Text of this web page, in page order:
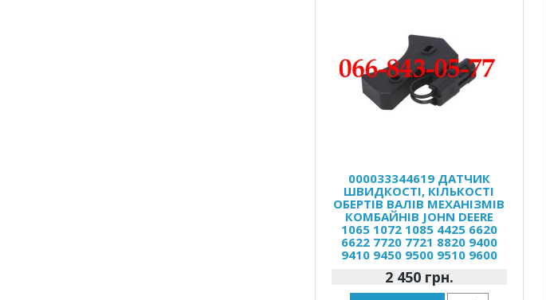
000033344619 ДАТЧИК
ШВИДКОСТІ, КІЛЬКОСТІ
ОБЕРТІВ ВАЛІВ МЕХАНІЗМІВ
КОМБАЙНІВ JOHN DEERE
1065 1072 1085 4425 6620
6622 7720 7721 8820 9400
9410 9450 9500 9510 9600
2 450 грн.